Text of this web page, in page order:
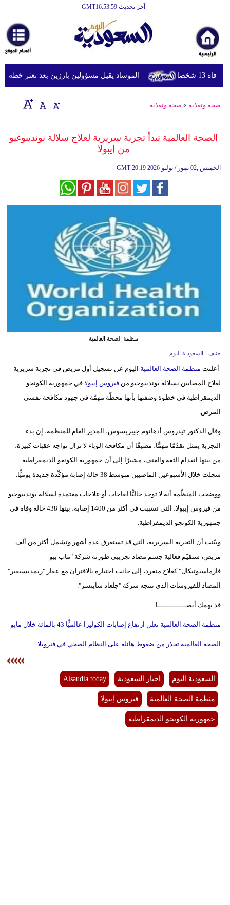
آخر تحديث GMT16:53:59
أخبارعاجلة
رياضة
ثقافة
إقتصاد
وموسيقى
إعلام
علوم
وتكنولوجيا
مدوَّنات
فيديو
سيارات
الموساد يقيل مسؤولين بارزين بعد تعثر خطة
صحة وتغذية » صحة وتغذية
الصحة العالمية تبدأ تجربة سريرية لعلاج سلالة بونديبوغيو
من إيبولا
GMT 20:19 2026 الخميس ,02 تموز / يوليو
منظمة الصحة العالمية
جنيف - السعودية اليوم
أعلنت منظمة الصحة العالمية اليوم عن تسجيل أول مريض في تجربة سريرية
لعلاج المصابين بسلالة بونديبوجيو منفيروس إيبولا في جمهورية الكونجو
الديمقراطية في خطوة وصفتها بأنها محطّة مهمّة في جهود مكافحة تفشي
المرض.
وقال الدكتور تيدروس أدهانوم جيبريسوس، المدير العام للمنظمة، إن بدء
التجربة يمثل تقدّمًا مهمًّا، مضيفًا أن مكافحة الوباء لا تزال تواجه عقبات كبيرة،
من بينها انعدام الثقة والعنف، مشيرًا إلى أن جمهورية الكونغو الديمقراطية
سجلت خلال الأسبوعين الماضيين متوسط 38 حالة إصابة مؤكّدة جديدة يوميًّا.
ووضحت المنظّمة أنه لا توجد حاليًّا لقاحات أو علاجات معتمدة لسلالة بونديبوجيو
من فيروس إيبولا، التي تسببت في أكثر من 1400 إصابة، بينها 438 حالة وفاة في
جمهورية الكونجو الديمقراطية.
وبيّنت أن التجربة السريرية، التي قد تستغرق عدة أشهر وتشمل أكثر من ألف
مريض، ستقيّم فعالية جسم مضاد تجريبي طورته شركة "ماب بيو
فارماسيوتيكال" كعلاج منفرد، إلى جانب اختباره بالاقتران مع عقار "ريمديسيفير"
المضاد للفيروسات الذي تنتجه شركة "جلعاد ساينسز".
قد يهمك أيضــــــــــــــا
منظمة الصحة العالمية تعلن ارتفاع إصابات الكوليرا عالميًّا 43 بالمائة خلال مايو
الصحة العالمية تحذر من ضغوط هائلة على النظام الصحي في فنزويلا
السعودية اليوم اخبار السعودية Alsaudia today
منظمة الصحة العالمية فيروس إيبولا
جمهورية الكونجو الديمقراطية